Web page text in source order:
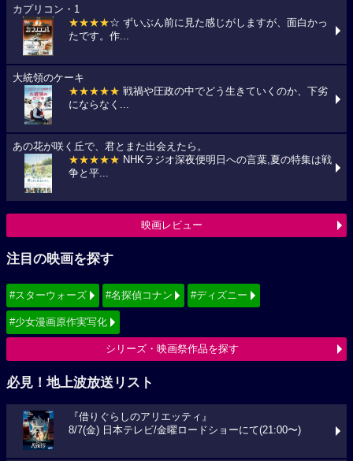
カプリコン・1
★★★★☆ ずいぶん前に見た感じがしますが、面白かっ
たです。作...
大統領のケーキ
★★★★★ 戦禍や圧政の中でどう生きていくのか、下劣
にならなく...
あの花が咲く丘で、君とまた出会えたら。
★★★★★ NHKラジオ深夜便明日への言葉,夏の特集は戦
争と平...
映画レビュー
注目の映画を探す
#スターウォーズ #名探偵コナン #ディズニー
#少女漫画原作実写化
シリーズ・映画祭作品を探す
必見！地上波放送リスト
『借りぐらしのアリエッティ』
8/7(金) 日本テレビ/金曜ロードショーにて(21:00〜)